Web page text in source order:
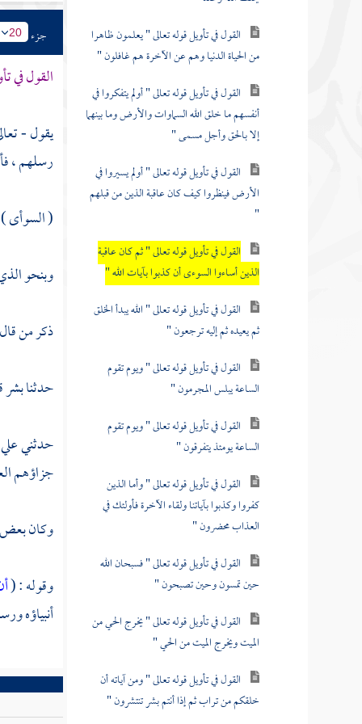
القول في تأويل قوله تعالى " يعلمون ظاهرا
من الحياة الدنيا وهم عن الآخرة هم غافلون "
القول في تأويل قوله تعالى " أولم يتفكروا في
أنفسهم ما خلق الله السماوات والأرض وما بينهما
إلا بالحق وأجل مسمى "
القول في تأويل قوله تعالى " أولم يسيروا في
الأرض فينظروا كيف كان عاقبة الذين من قبلهم
"
القول في تأويل قوله تعالى " ثم كان عاقبة
الذين أساءوا السوءى أن كذبوا بآيات الله "
القول في تأويل قوله تعالى " الله يبدأ الخلق
ثم يعيده ثم إليه ترجعون "
القول في تأويل قوله تعالى " ويوم تقوم
الساعة يبلس المجرمون "
القول في تأويل قوله تعالى " ويوم تقوم
الساعة يومئذ يتفرقون "
القول في تأويل قوله تعالى " وأما الذين
كفروا وكذبوا بآياتنا ولقاء الآخرة فأولئك في
العذاب محضرون "
القول في تأويل قوله تعالى " فسبحان الله
حين تمسون وحين تصبحون "
القول في تأويل قوله تعالى " يخرج الحي من
الميت ويخرج الميت من الحي "
القول في تأويل قوله تعالى " ومن آياته أن
خلقكم من تراب ثم إذا أنتم بشر تنتشرون "
جزء 20
القول في
يقول -
رسلهم ،
( السوأى )
وبنحو
ذكر من
حدثنابشر
حدثنيعلي
جزاؤهم
وكان بعض
وقوله : (
أنبياؤه